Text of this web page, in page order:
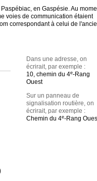
en Gaspésie. Au
voies de communication étaient
correspondant à celui de
Dans une adresse, on
écrirait, par exemple :
10, chemin du 4e-Rang
Ouest
Sur un panneau de
signalisation routière, on
écrirait, par exemple :
Chemin du 4e-Rang